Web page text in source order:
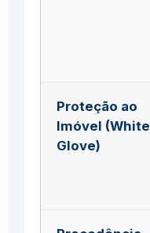
Proteção ao
Imóvel (White
Glove)